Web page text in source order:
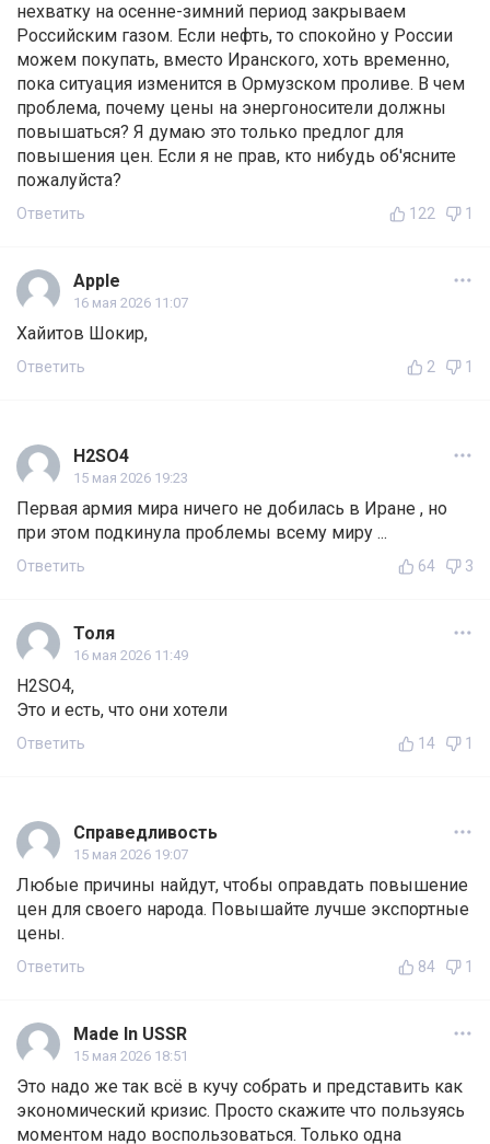
нехватку на осенне-зимний период закрываем
Российским газом. Если нефть, то спокойно у России
можем покупать, вместо Иранского, хоть временно,
пока ситуация изменится в Ормузском проливе. В чем
проблема, почему цены на энергоносители должны
повышаться? Я думаю это только предлог для
повышения цен. Если я не прав, кто нибудь об'ясните
пожалуйста?
Ответить 122 1
Аpple
16 мая 2026 11:07
Хайитов Шокир,
Ответить 2 1
H2SO4
15 мая 2026 19:23
Первая армия мира ничего не добилась в Иране , но
при этом подкинула проблемы всему миру ...
Ответить 64 3
Толя
16 мая 2026 11:49
H2SO4,
Это и есть, что они хотели
Ответить 14 1
Справедливость
15 мая 2026 19:07
Любые причины найдут, чтобы оправдать повышение
цен для своего народа. Повышайте лучше экспортные
цены.
Ответить 84 1
Made In USSR
15 мая 2026 18:51
Это надо же так всё в кучу собрать и представить как
экономический кризис. Просто скажите что пользуясь
моментом надо воспользоваться. Только одна